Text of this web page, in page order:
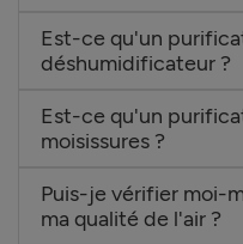
Est-ce qu'un
déshumidificateur ?
Est-ce qu'un
moisissures ?
Puis-je vérifier moi-
ma qualité de l'air ?